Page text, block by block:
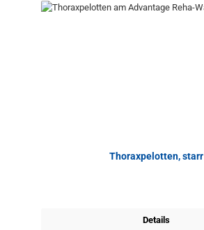
Thoraxpelotten, starr
Details